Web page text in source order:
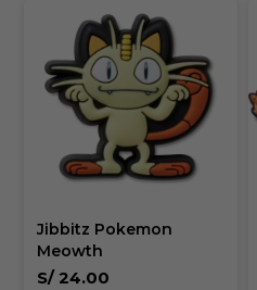
Jibbitz Pokemon
Meowth
S/ 24.00